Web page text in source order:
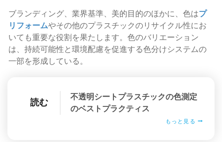
ブランディング、業界基準、美的目的のほかに、色はプ
リフォームやその他のプラスチックのリサイクル性にお
いても重要な役割を果たします。色のバリエーション
は、持続可能性と環境配慮を促進する色分けシステムの
一部を形成している。
読む
不透明シートプラスチックの色測定
のベストプラクティス
もっと見る